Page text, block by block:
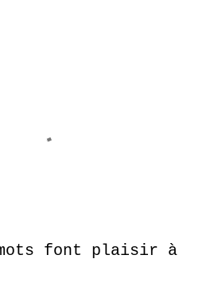
font plaisir à